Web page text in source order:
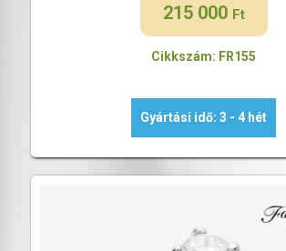
215 000 Ft
Cikkszám: FR155
Gyártási idő: 3 - 4 hét